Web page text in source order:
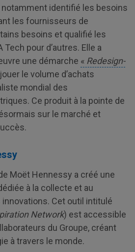
notamment identifié les besoins
les fournisseurs de
besoins et qualifié les
pour d’autres. Elle a
une démarche « Redesign-
le volume d’achats
mondial des
Ce produit à la pointe de
sur le marché et
Moët Hennessy a créé une
à la collecte et au
Cet outil intitulé
Network) est accessible
du Groupe, créant
à travers le monde.